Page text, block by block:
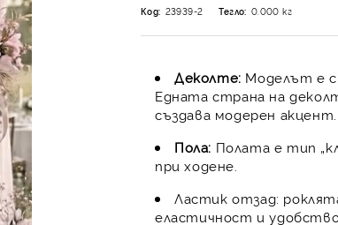
Код: 23939-2 Тегло: 0.000 кг
Деколте: Моделът е с
Едната страна на
създава модерен акцент.
Пола: Полата е тип
при ходене.
Ластик отзад:
еластичност и